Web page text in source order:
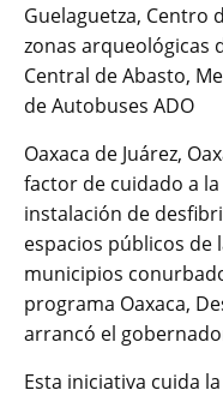
Guelaguetza, Centro
zonas arqueológicas
Central de Abasto,
de Autobuses ADO
Oaxaca de Juárez,
factor de cuidado a
instalación de
espacios públicos de
municipios
programa Oaxaca,
arrancó el
Esta iniciativa cuida